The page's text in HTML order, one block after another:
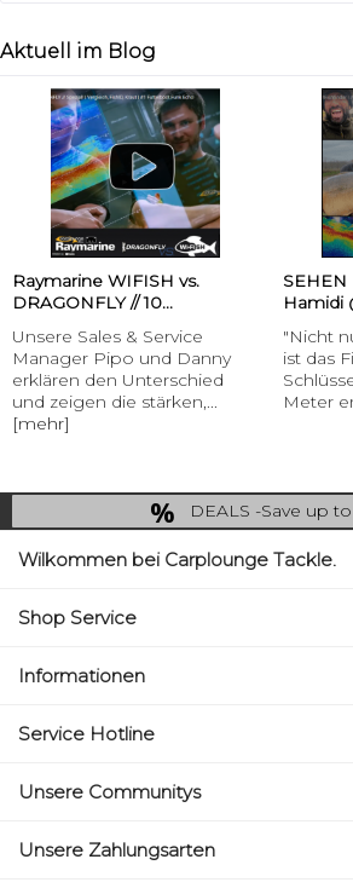
Aktuell im Blog
Raymarine WIFISH vs.
DRAGONFLY // 10...
Unsere Sales & Service
Manager Pipo und Danny
erklären den Unterschied
und zeigen die stärken,...
[mehr]
SEHEN
Hamidi
"Nicht
ist das
Meter
DEALS -Save up
Wilkommen bei Carplounge Tackle.
Shop Service
Informationen
Service Hotline
Unsere Communitys
Unsere Zahlungsarten